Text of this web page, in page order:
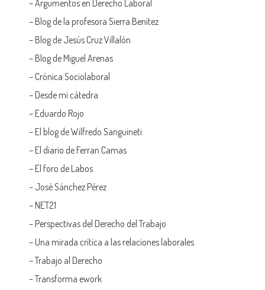
–Argumentos en Derecho Laboral
– Blog de la profesora Sierra Benítez
– Blog de Jesús Cruz Villalón
– Blog de Miguel Arenas
– Crónica Sociolaboral
– Desde mi cátedra
– Eduardo Rojo
– El blog de Wilfredo Sanguineti
– El diario de Ferran Camas
– El foro de Labos
– José Sánchez Pérez
– NET21
– Perspectivas del Derecho del Trabajo
– Una mirada crítica a las relaciones laborales
–Trabajo al Derecho
–Transforma ework